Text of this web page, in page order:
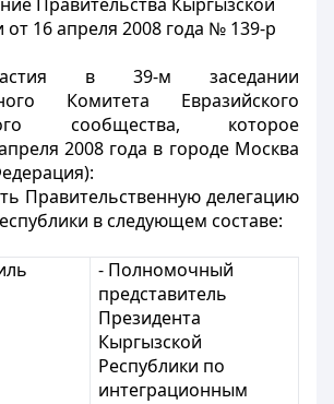
от 16 апреля 2008 года № 139-р
в 39-м заседании
Комитета Евразийского
сообщества, которое
2008 года в городе Москва
Правительственную делегацию
в следующем составе:
- Полномочный
представитель
Президента
Кыргызской
Республики по
интеграционным